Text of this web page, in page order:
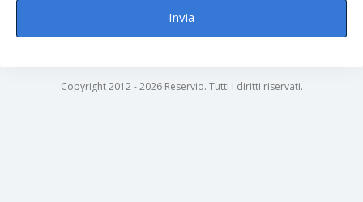
Invia
Copyright 2012 - 2026 Reservio. Tutti i diritti riservati.